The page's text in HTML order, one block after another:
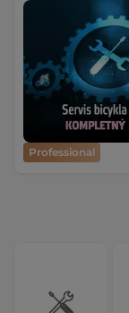
Professional